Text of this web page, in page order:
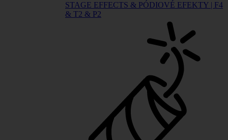
STAGE EFFECTS & PÓDIOVÉ EFEKTY | F4
& T2 & P2